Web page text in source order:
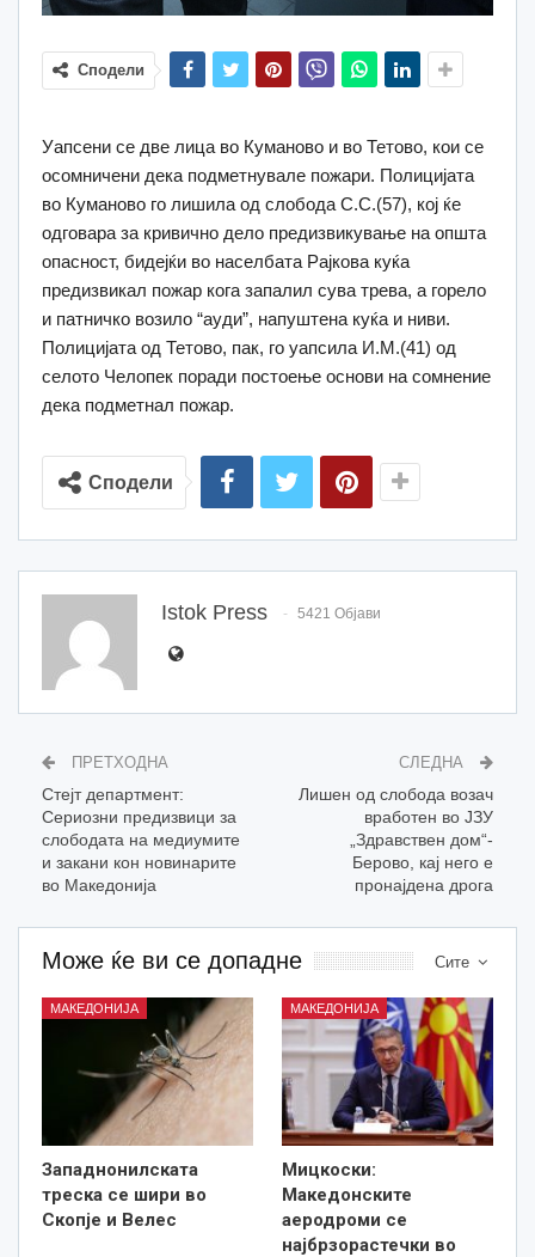
Сподели
Уапсени се две лица во Куманово и во Тетово, кои се
осомничени дека подметнувале пожари. Полицијата
во Куманово го лишила од слобода С.С.(57), кој ќе
одговара за кривично дело предизвикување на општа
опасност, бидејќи во населбата Рајкова куќа
предизвикал пожар кога запалил сува трева, а горело
и патничко возило “ауди”, напуштена куќа и ниви.
Полицијата од Тетово, пак, го уапсила И.М.(41) од
селото Челопек поради постоење основи на сомнение
дека подметнал пожар.
Сподели
Istok Press 5421 Објави
ПРЕТХОДНА
Стејт департмент:
Сериозни предизвици за
слободата на медиумите
и закани кон новинарите
во Македонија
СЛЕДНА
Лишен од слобода возач
вработен во ЈЗУ
„Здравствен дом“-
Берово, кај него е
пронајдена дрога
Сите
Може ќе ви се допадне
МАКЕДОНИЈА
Западнонилската
треска се шири во
Скопје и Велес
МАКЕДОНИЈА
Мицкоски:
Македонските
аеродроми се
најбрзорастечки во